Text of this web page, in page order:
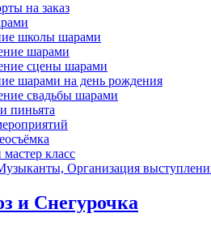
на заказ
школы шарами
шарами
сцены шарами
шарами на день рождения
свадьбы шарами
пиньята
класс
Организация
и Снегурочка